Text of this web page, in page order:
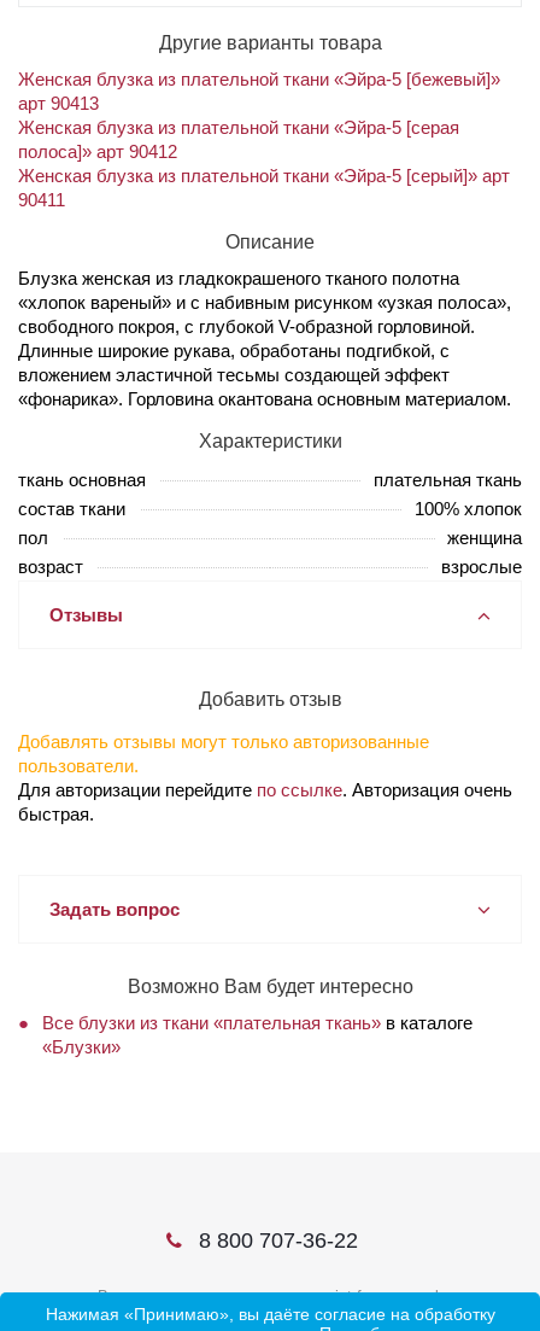
Другие варианты товара
Женская блузка из плательной ткани «Эйра-5 [бежевый]»
арт 90413
Женская блузка из плательной ткани «Эйра-5 [серая
полоса]» арт 90412
Женская блузка из плательной ткани «Эйра-5 [серый]» арт
90411
Описание
Блузка женская из гладкокрашеного тканого полотна
«хлопок вареный» и с набивным рисунком «узкая полоса»,
свободного покроя, с глубокой V-образной горловиной.
Длинные широкие рукава, обработаны подгибкой, с
вложением эластичной тесьмы создающей эффект
«фонарика». Горловина окантована основным материалом.
Характеристики
ткань основная
плательная ткань
состав ткани
100% хлопок
пол
женщина
возраст
взрослые
Отзывы
Добавить отзыв
Добавлять отзывы могут только авторизованные
пользователи.
Для авторизации перейдите по ссылке. Авторизация очень
быстрая.
Задать вопрос
Возможно Вам будет интересно
Все блузки из ткани «плательная ткань» в каталоге
«Блузки»
8 800 707-36-22
В соцсетях ищите нас по слову ivtrf или ивтрф
Нажимая «Принимаю», вы даёте согласие на обработку